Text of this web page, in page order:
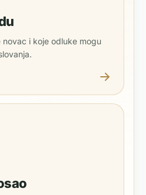
i koje odluke mogu